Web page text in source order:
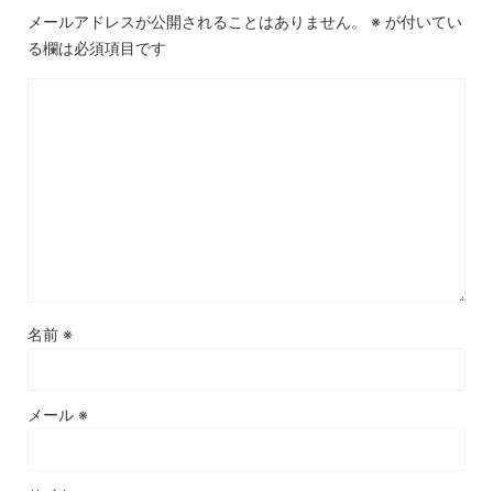
メールアドレスが公開されることはありません。 ※ が付いてい
る欄は必須項目です
名前 ※
メール ※